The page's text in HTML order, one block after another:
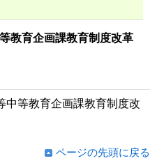
教育企画課教育制度改革
中等教育企画課教育制度改
ページの先頭に戻る